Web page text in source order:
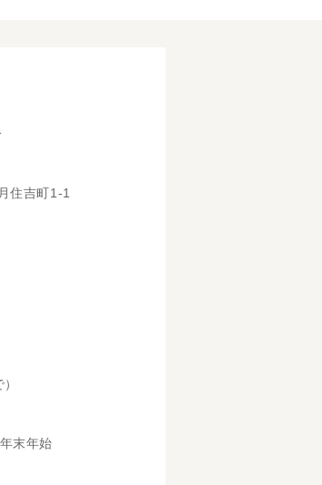
住吉町1-1
末年始